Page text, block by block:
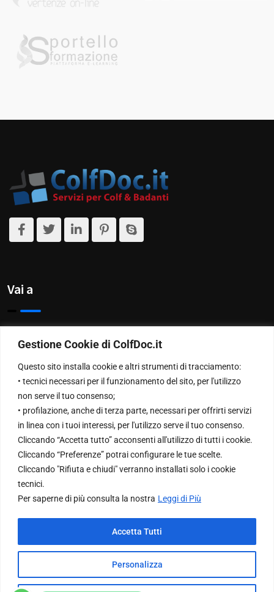
Gestione Cookie di ColfDoc.it
Questo sito installa cookie e altri strumenti di tracciamento:
• tecnici necessari per il funzionamento del sito, per l'utilizzo
non serve il tuo consenso;
• profilazione, anche di terza parte, necessari per offrirti servizi
in linea con i tuoi interessi, per l'utilizzo serve il tuo consenso.
Cliccando “Accetta tutto” acconsenti all'utilizzo di tutti i cookie.
Cliccando “Preferenze” potrai configurare le tue scelte.
Cliccando "Rifiuta e chiudi" verranno installati solo i cookie
tecnici.
Per saperne di più consulta la nostra Leggi di Più
Personalizza
Accetta Tutti
Vai a
Chi Siamo
Contattaci
NewsLetter
Inserisci la tua Email per ricevere le nostre newsletter
© 2023 All Rights Reserved By
Infrastructure